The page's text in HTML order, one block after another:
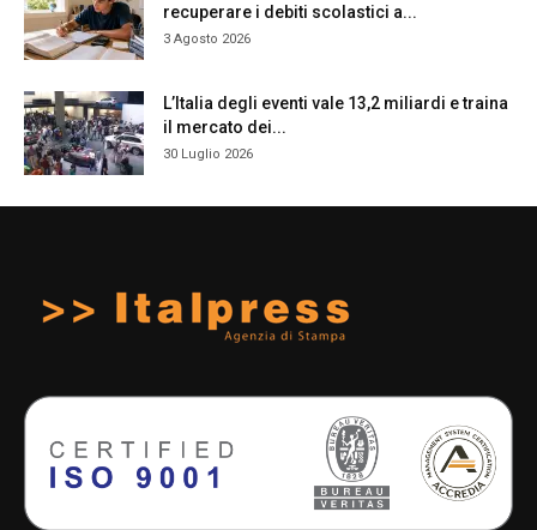
recuperare i debiti scolastici a...
3 Agosto 2026
L’Italia degli eventi vale 13,2 miliardi e traina
il mercato dei...
30 Luglio 2026